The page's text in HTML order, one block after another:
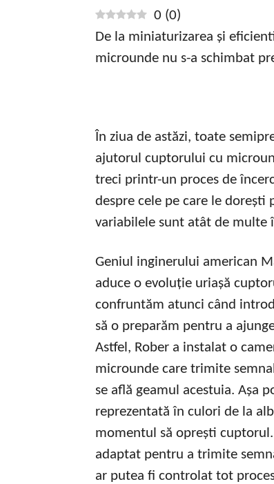
0 (0)
De la miniaturizarea și
microunde nu s-a schimbat
În ziua de astăzi, toate
ajutorul cuptorului cu
treci printr-un proces de
despre cele pe care le dorești
variabilele sunt atât de multe
Geniul inginerului american
aduce o evoluție uriașă
confruntăm atunci când
să o preparăm pentru a
Astfel, Rober a instalat o
microunde care trimite
se află geamul acestuia. Așa
reprezentată în culori de la
momentul să oprești
adaptat pentru a trimite
ar putea fi controlat tot